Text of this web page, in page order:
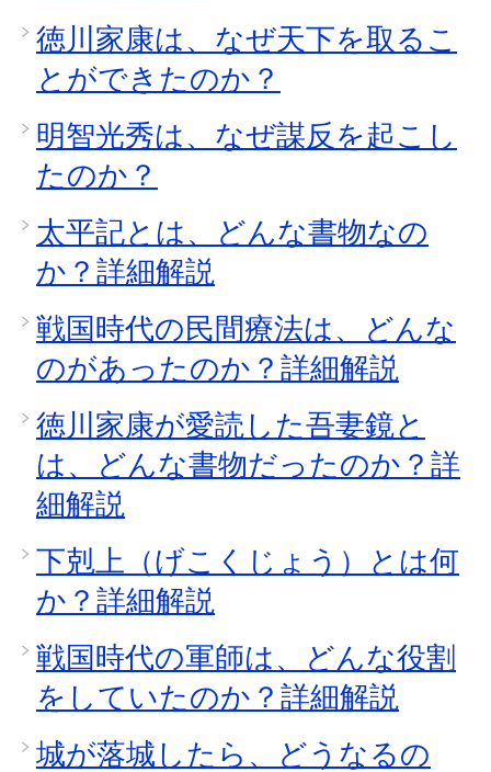
徳川家康は、なぜ天下を取るこ
とができたのか？
明智光秀は、なぜ謀反を起こし
たのか？
太平記とは、どんな書物なの
か？詳細解説
戦国時代の民間療法は、どんな
のがあったのか？詳細解説
徳川家康が愛読した吾妻鏡と
は、どんな書物だったのか？詳
細解説
下剋上（げこくじょう）とは何
か？詳細解説
戦国時代の軍師は、どんな役割
をしていたのか？詳細解説
城が落城したら、どうなるの